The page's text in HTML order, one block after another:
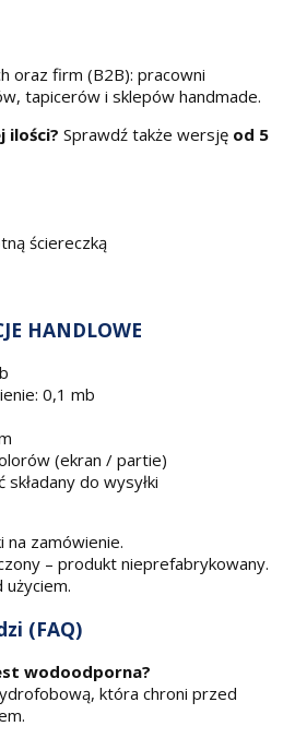
oraz firm (B2B): pracowni
tapicerów i sklepów handmade.
ilości? Sprawdź także wersję od 5
ściereczką
HANDLOWE
0,1 mb
(ekran / partie)
do wysyłki
na zamówienie.
– produkt nieprefabrykowany.
użyciem.
(FAQ)
wodoodporna?
która chroni przed